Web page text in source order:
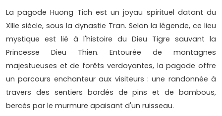
La pagode Huong Tich est un joyau spirituel datant du
XIIIe siècle, sous la dynastie Tran. Selon la légende, ce lieu
mystique est lié à l'histoire du Dieu Tigre sauvant la
Princesse Dieu Thien. Entourée de montagnes
majestueuses et de forêts verdoyantes, la pagode offre
un parcours enchanteur aux visiteurs : une randonnée à
travers des sentiers bordés de pins et de bambous,
bercés par le murmure apaisant d'un ruisseau.